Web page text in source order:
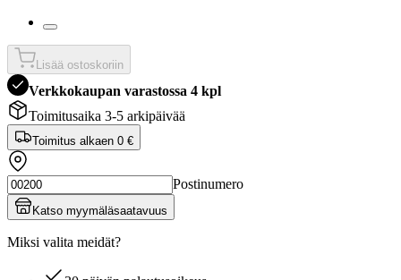
Lisää ostoskoriin
Verkkokaupan varastossa 4 kpl
Toimitusaika 3-5 arkipäivää
Toimitus alkaen 0 €
Postinumero
Katso myymäläsaatavuus
Miksi valita meidät?